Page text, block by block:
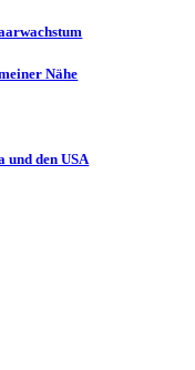
Nähe
und den USA